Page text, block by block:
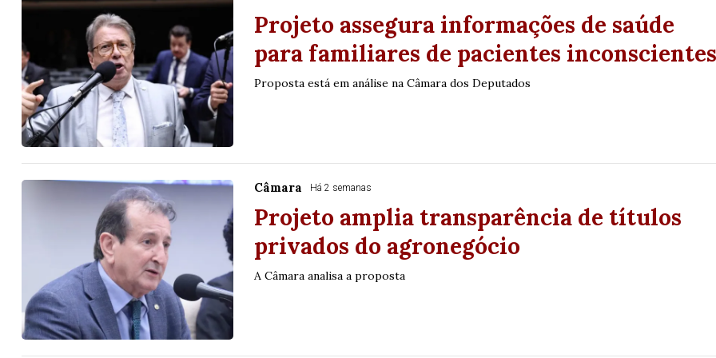
Projeto assegura informações de saúde
para familiares de pacientes
Proposta está em análise na Câmara dos Deputados
Câmara Há 2 semanas
Projeto amplia transparência de títulos
privados do agronegócio
A Câmara analisa a proposta